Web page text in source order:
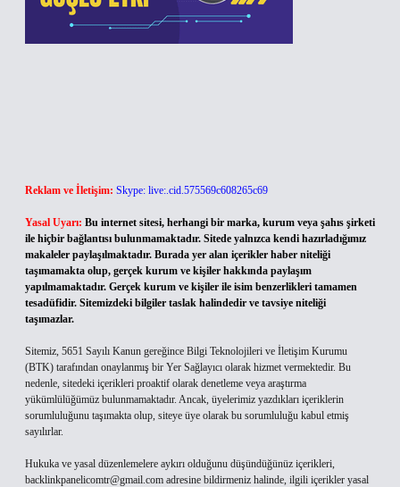
Reklam ve İletişim: Skype: live:.cid.575569c608265c69
Yasal Uyarı: Bu internet sitesi, herhangi bir marka, kurum veya şahıs şirketi
ile hiçbir bağlantısı bulunmamaktadır. Sitede yalnızca kendi hazırladığımız
makaleler paylaşılmaktadır. Burada yer alan içerikler haber niteliği
taşımamakta olup, gerçek kurum ve kişiler hakkında paylaşım
yapılmamaktadır. Gerçek kurum ve kişiler ile isim benzerlikleri tamamen
tesadüfidir. Sitemizdeki bilgiler taslak halindedir ve tavsiye niteliği
taşımazlar.
Sitemiz, 5651 Sayılı Kanun gereğince Bilgi Teknolojileri ve İletişim Kurumu
(BTK) tarafından onaylanmış bir Yer Sağlayıcı olarak hizmet vermektedir. Bu
nedenle, sitedeki içerikleri proaktif olarak denetleme veya araştırma
yükümlülüğümüz bulunmamaktadır. Ancak, üyelerimiz yazdıkları içeriklerin
sorumluluğunu taşımakta olup, siteye üye olarak bu sorumluluğu kabul etmiş
sayılırlar.
Hukuka ve yasal düzenlemelere aykırı olduğunu düşündüğünüz içerikleri,
backlinkpanelicomtr@gmail.com adresine bildirmeniz halinde, ilgili içerikler yasal